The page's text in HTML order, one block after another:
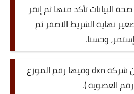
البيانات تأكد منها ثم إنقر
نهاية الشريط الاصفر ثم
إستمر، وحسنا.
نموذج الترحيب من شركة dxn وفيها رقم الموزع
العضوية ).